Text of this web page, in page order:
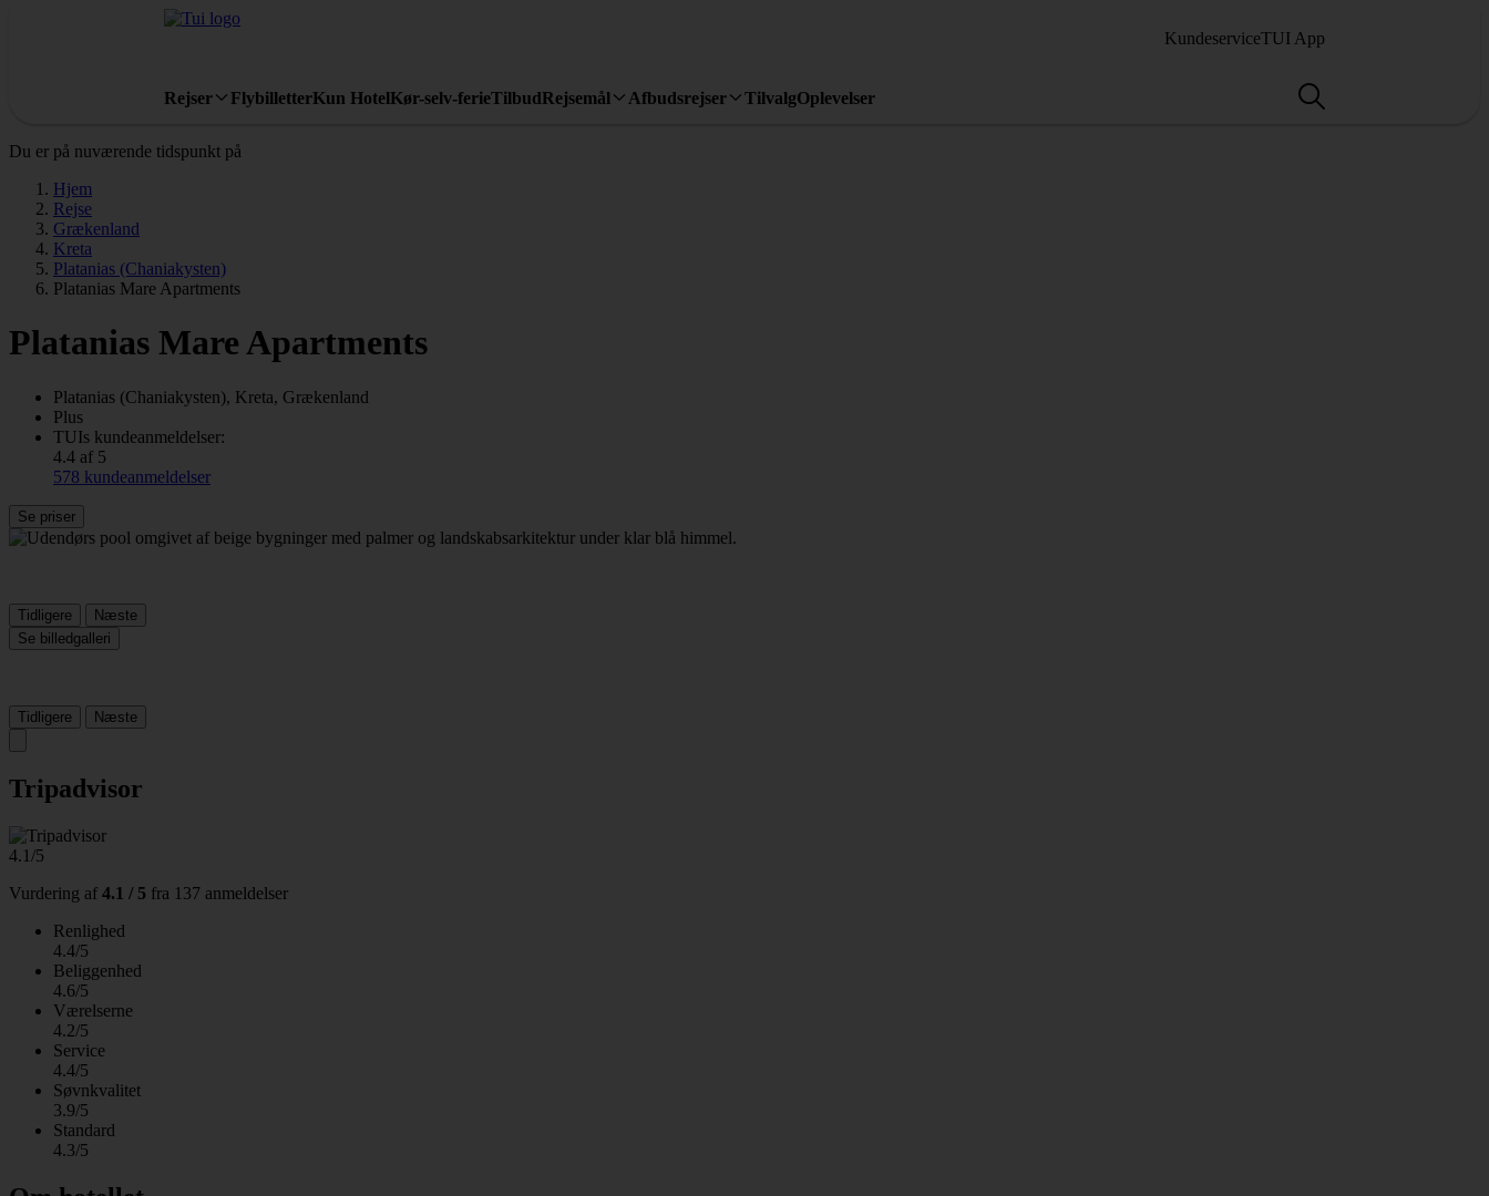
KundeserviceTUI App
Rejser FlybilletterKun HotelKør-selv-ferieTilbudRejsemål Afbudsrejser TilvalgOplevelser
Du er på nuværende tidspunkt på
Hjem
Rejse
Grækenland
Kreta
Platanias (Chaniakysten)
Platanias Mare Apartments
Platanias Mare Apartments
Platanias (Chaniakysten), Kreta, Grækenland
Plus
TUIs kundeanmeldelser:
4.4 af 5
578 kundeanmeldelser
Se priser
Tidligere
Næste
Se billedgalleri
Tidligere Næste
Tripadvisor
4.1/5
Vurdering af 4.1 / 5 fra 137 anmeldelser
Renlighed
4.4/5
Beliggenhed
4.6/5
Værelserne
4.2/5
Service
4.4/5
Søvnkvalitet
3.9/5
Standard
4.3/5